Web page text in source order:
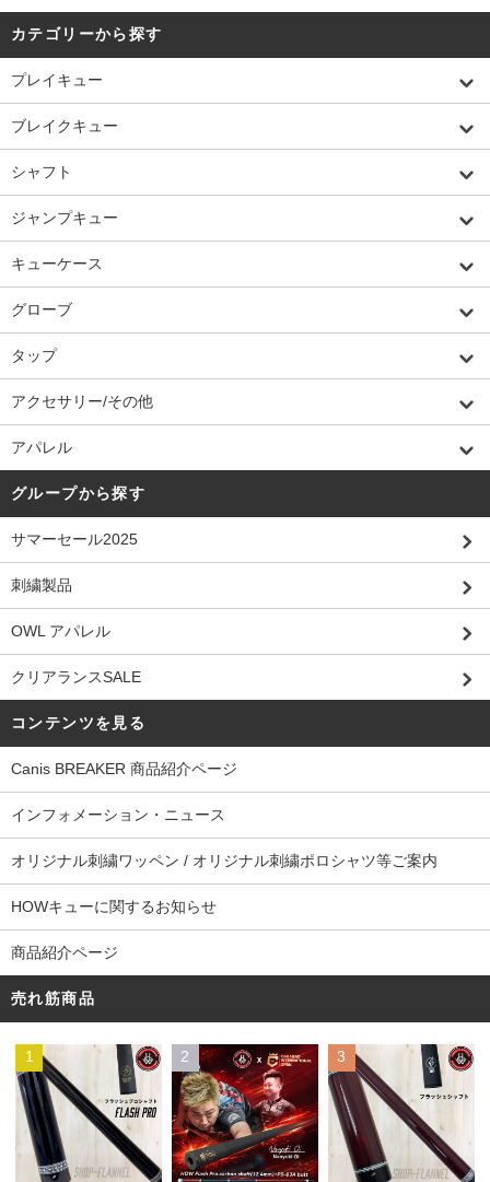
カテゴリーから探す
プレイキュー
ブレイクキュー
シャフト
ジャンプキュー
キューケース
グローブ
タップ
アクセサリー/その他
アパレル
グループから探す
サマーセール2025
刺繍製品
OWL アパレル
クリアランスSALE
コンテンツを見る
Canis BREAKER 商品紹介ページ
インフォメーション・ニュース
オリジナル刺繍ワッペン / オリジナル刺繍ポロシャツ等ご案内
HOWキューに関するお知らせ
商品紹介ページ
売れ筋商品
1 2 3